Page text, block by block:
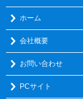
ホーム
会社概要
お問い合わせ
PCサイト